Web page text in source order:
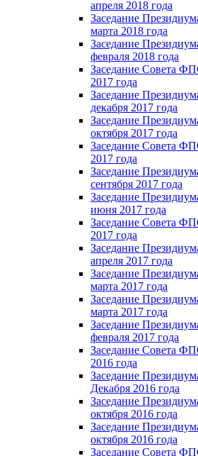
апреля 2018 года
Заседание
марта 2018 года
Заседание
февраля 2018 года
Заседание Совета
2017 года
Заседание
декабря 2017 года
Заседание
октября 2017 года
Заседание Совета
2017 года
Заседание
сентября 2017 года
Заседание
июня 2017 года
Заседание Совета
2017 года
Заседание
апреля 2017 года
Заседание
марта 2017 года
Заседание
марта 2017 года
Заседание
февраля 2017 года
Заседание Совета
2016 года
Заседание
Декабря 2016 года
Заседание
октября 2016 года
Заседание
октября 2016 года
Заседание Совета